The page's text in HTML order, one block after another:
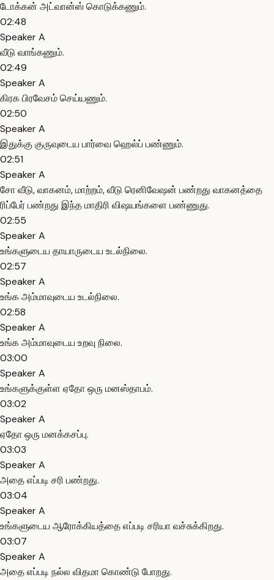
டோக்கன் அட்வான்ஸ் கொடுக்கணும்.
02:48
Speaker A
வீடு வாங்கணும்.
02:49
Speaker A
கிரக பிரவேசம் செய்யணும்.
02:50
Speaker A
இதுக்கு குருவுடைய பார்வை ஹெல்ப் பண்ணும்.
02:51
Speaker A
சோ வீடு, வாகனம், மாற்றம், வீடு ரெனிவேஷன் பண்றது வாகனத்தை
ரிப்பேர் பண்றது இந்த மாதிரி விஷயங்களை பண்ணுது.
02:55
Speaker A
உங்களுடைய தாயாருடைய உடல்நிலை.
02:57
Speaker A
உங்க அம்மாவுடைய உடல்நிலை.
02:58
Speaker A
உங்க அம்மாவுடைய உறவு நிலை.
03:00
Speaker A
உங்களுக்குள்ள ஏதோ ஒரு மனஸ்தாபம்.
03:02
Speaker A
ஏதோ ஒரு மனக்கசப்பு.
03:03
Speaker A
அதை எப்படி சரி பண்றது.
03:04
Speaker A
உங்களுடைய ஆரோக்கியத்தை எப்படி சரியா வச்சுக்கிறது.
03:07
Speaker A
அதை எப்படி நல்ல விதமா கொண்டு போறது.